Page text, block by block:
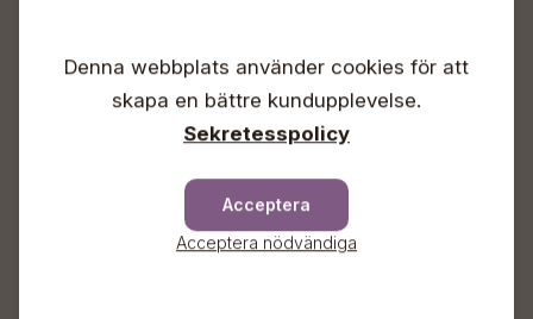
Söndagar Självbetjäning
Info & växel
Denna webbplats använder cookies för att
skapa en bättre kundupplevelse.
Sekretesspolicy
Acceptera
Acceptera nödvändiga